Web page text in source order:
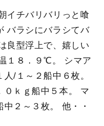
イチバリバリっと喰
バラシにバラシてバ
良型浮上で、嬉しい
１８．９℃。 シマア
人/１～２船中６枚。
ｋｇ船中５本。 マ
２～３枚。 他・・